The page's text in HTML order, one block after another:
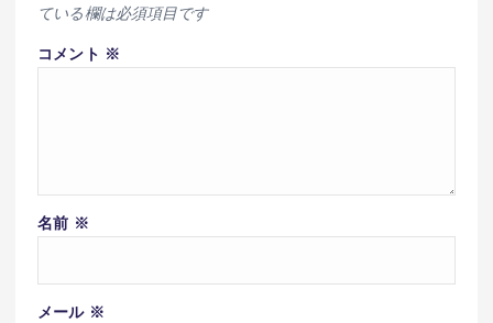
ている欄は必須項目です
コメント ※
名前 ※
メール ※